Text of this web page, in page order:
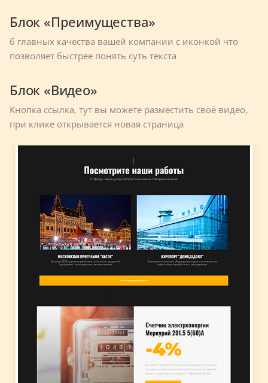
Блок «Преимущества»
6 главных качества вашей компании с иконкой что
позволяет быстрее понять суть текста
Блок «Видео»
Кнопка ссылка, тут вы можете разместить своё видео,
при клике открывается новая страница